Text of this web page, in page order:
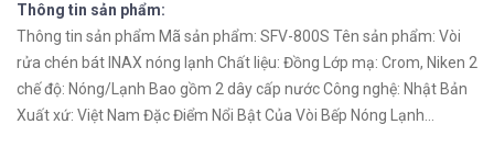
Thông tin sản phẩm:
Thông tin sản phẩm Mã sản phẩm: SFV-800S Tên sản phẩm: Vòi
rửa chén bát INAX nóng lạnh Chất liệu: Đồng Lớp mạ: Crom, Niken 2
chế độ: Nóng/Lạnh Bao gồm 2 dây cấp nước Công nghệ: Nhật Bản
Xuất xứ: Việt Nam Đặc Điểm Nổi Bật Của Vòi Bếp Nóng Lạnh...